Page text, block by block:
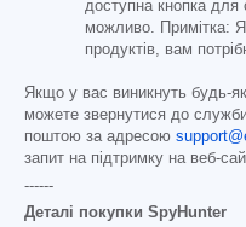
доступна кнопка для
можливо. Примітка:
продуктів, вам
Якщо у вас виникнуть будь-
можете звернутися до
поштою за адресою
запит на підтримку на веб-
------
Деталі покупки SpyHunter